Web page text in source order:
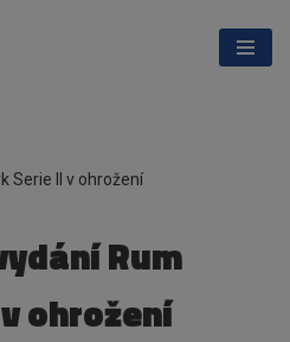
Serie II v ohrožení
Rum
ohrožení